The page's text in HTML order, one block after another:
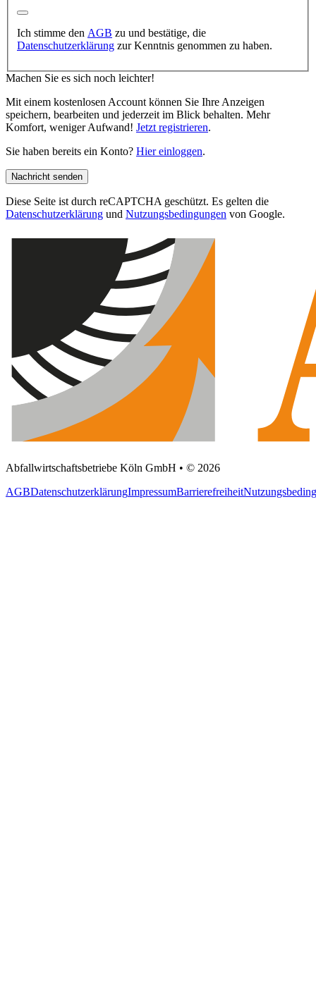
Ich stimme den AGB zu und bestätige, die
Datenschutzerklärung zur Kenntnis genommen zu haben.
Machen Sie es sich noch leichter!
Mit einem kostenlosen Account können Sie Ihre Anzeigen
speichern, bearbeiten und jederzeit im Blick behalten. Mehr
Komfort, weniger Aufwand! Jetzt registrieren.
Sie haben bereits ein Konto? Hier einloggen.
Nachricht senden
Diese Seite ist durch reCAPTCHA geschützt. Es gelten die
Datenschutzerklärung und Nutzungsbedingungen von Google.
Abfallwirtschaftsbetriebe Köln GmbH • © 2026
AGBDatenschutzerklärungImpressumBarrierefreiheit